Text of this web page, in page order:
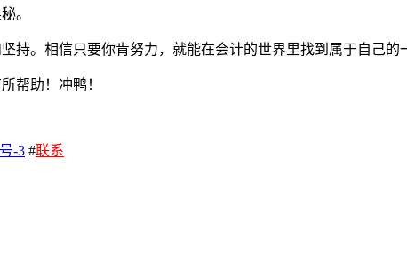
。
持。相信只要你肯努力，就能在会计的世界里找到属于自己的
帮助！冲鸭！
-3 #联系